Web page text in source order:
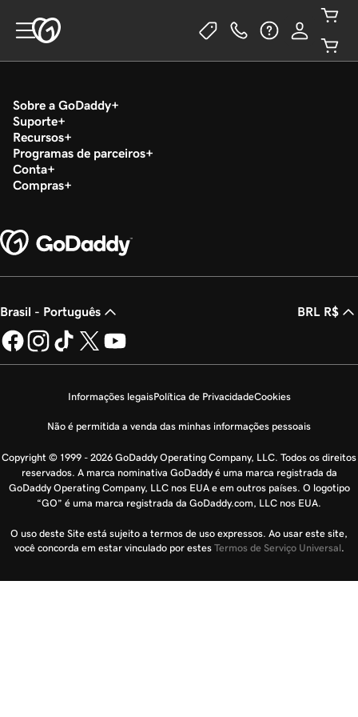
Sobre a GoDaddy
Suporte
Recursos
Programas de parceiros
Conta
Compras
Brasil - Português BRL R$
Informações legaisPolítica de PrivacidadeCookies
Não é permitida a venda das minhas informações pessoais
Copyright © 1999 - 2026 GoDaddy Operating Company, LLC. Todos os direitos
reservados. A marca nominativa GoDaddy é uma marca registrada da
GoDaddy Operating Company, LLC nos EUA e em outros países. O logotipo
“GO” é uma marca registrada da GoDaddy.com, LLC nos EUA.
O uso deste Site está sujeito a termos de uso expressos. Ao usar este site,
você concorda em estar vinculado por estes Termos de Serviço Universal.